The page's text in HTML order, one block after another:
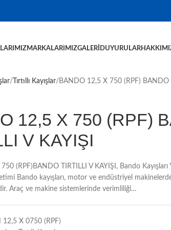
MARKALARIMIZGALERI DUYURULAR
Tırtıllı Kayışlar BANDO 12,5 X 750 (RPF) BANDO
12,5 X 750 (RPF)
V KAYIŞI
(RPF)BANDO TIRTILLI V KAYIŞI, Bando
Bando kayışları, motor ve endüstriyel
Araç ve makine sistemlerinde verimliliği…
12,5 X 0750 (RPF)